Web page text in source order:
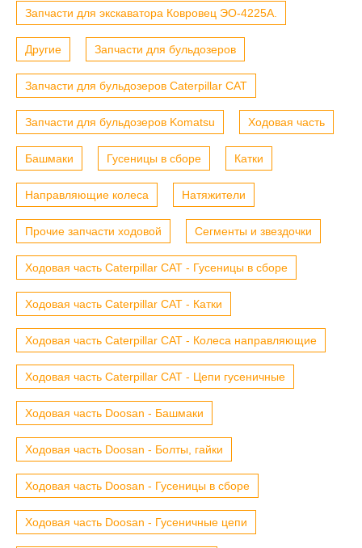
Запчасти для экскаватора Ковровец ЭО-4225А.
Другие Запчасти для бульдозеров
Запчасти для бульдозеров Caterpillar CAT
Запчасти для бульдозеров Komatsu Ходовая часть
Башмаки Гусеницы в сборе Катки
Направляющие колеса Натяжители
Прочие запчасти ходовой Сегменты и звездочки
Ходовая часть Caterpillar CAT - Гусеницы в сборе
Ходовая часть Caterpillar CAT - Катки
Ходовая часть Caterpillar CAT - Колеса направляющие
Ходовая часть Caterpillar CAT - Цепи гусеничные
Ходовая часть Doosan - Башмаки
Ходовая часть Doosan - Болты, гайки
Ходовая часть Doosan - Гусеницы в сборе
Ходовая часть Doosan - Гусеничные цепи